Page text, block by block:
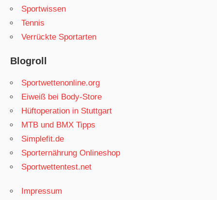
Sportwissen
Tennis
Verrückte Sportarten
Blogroll
Sportwettenonline.org
Eiweiß bei Body-Store
Hüftoperation in Stuttgart
MTB und BMX Tipps
Simplefit.de
Sporternährung Onlineshop
Sportwettentest.net
Impressum